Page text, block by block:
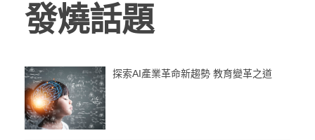
發燒話題
探索AI產業革命新趨勢 教育變革之道